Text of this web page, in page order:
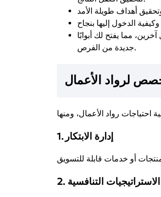
مما يفتح لك أبوابًا
جديدة من الفرص.
لرواد الأعمال
1. إدارة الابتكار
2. الاستراتيجيات التنافسية